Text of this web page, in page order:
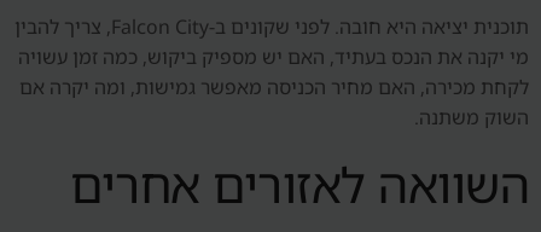
תוכנית יציאה היא חובה. לפני שקונים ב-Falcon City, צריך להבין
מי יקנה את הנכס בעתיד, האם יש מספיק ביקוש, כמה זמן עשויה
לקחת מכירה, האם מחיר הכניסה מאפשר גמישות, ומה יקרה אם
השוק משתנה.
השוואה לאזורים אחרים